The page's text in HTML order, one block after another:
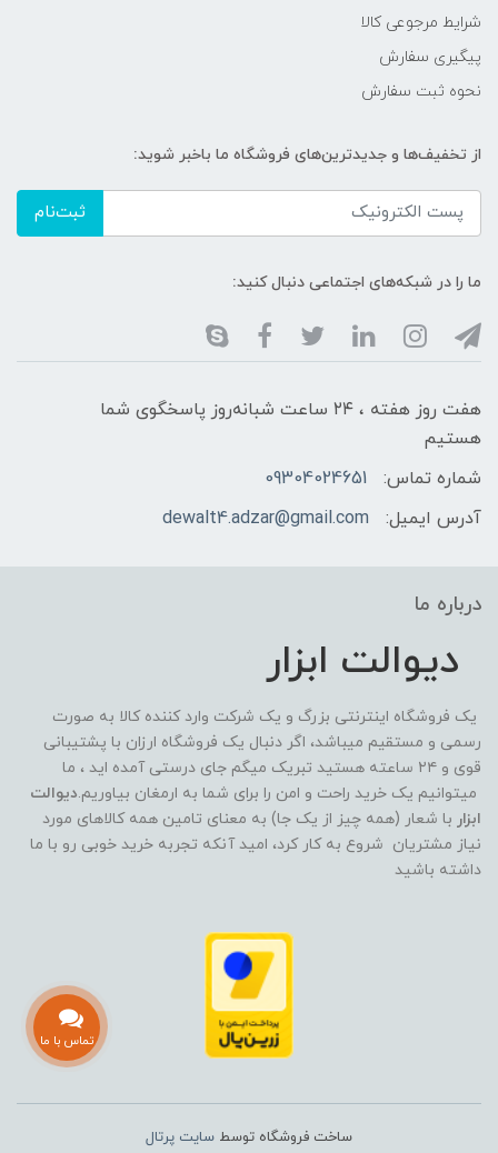
شرایط مرجوعی کالا
پیگیری سفارش
نحوه ثبت سفارش
از تخفیف‌ها و جدیدترین‌های فروشگاه ما باخبر شوید:
ثبت‌نام
ما را در شبکه‌های اجتماعی دنبال کنید:
هفت روز هفته ، ۲۴ ساعت شبانه‌روز پاسخگوی شما
هستیم
شماره تماس:
09304024651
آدرس ایمیل:
dewalt4.adzar@gmail.com
درباره ما
دیوالت ابزار
یک فروشگاه اینترنتی بزرگ و یک شرکت وارد کننده کالا به صورت
رسمی و مستقیم میباشد، اگر دنبال یک فروشگاه ارزان با پشتیبانی
قوی و ۲۴ ساعته هستید تبریک میگم جای درستی آمده اید ، ما
میتوانیم یک خرید راحت و امن را برای شما به ارمغان بیاوریم.دیوالت
ابزار با شعار (همه چیز از یک جا) به معنای تامین همه کالاهای مورد
نیاز مشتریان شروع به کار کرد، امید آنکه تجربه خرید خوبی رو با ما
داشته باشید
ساخت فروشگاه توسط سایت پرتال
تماس با ما